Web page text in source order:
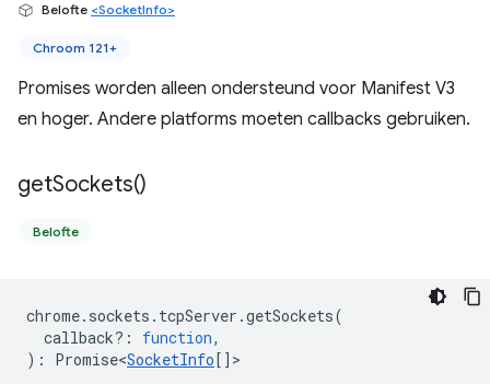
Belofte <SocketInfo>
Chroom 121+
Promises worden alleen ondersteund voor Manifest V3
en hoger. Andere platforms moeten callbacks gebruiken.
getSockets()
Belofte
chrome. sockets . tcpServer .getSockets(
callback? : function,
) : Promise<SocketInfo[] >